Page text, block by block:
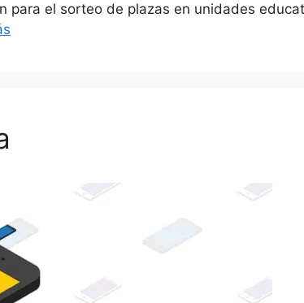
para el sorteo de plazas en unidades